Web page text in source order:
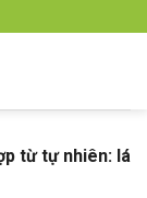
từ tự nhiên: lá